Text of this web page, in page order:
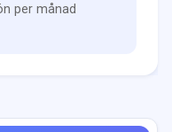
per månad